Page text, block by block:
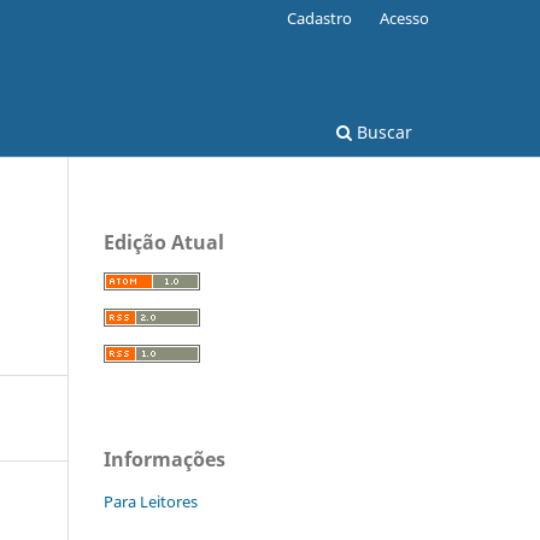
Buscar
Cadastro Acesso
Edição Atual
Informações
Para Leitores